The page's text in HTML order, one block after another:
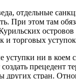
отдельные
При этом там
и торговых
уступки ни в коем
прецедент
других стран.